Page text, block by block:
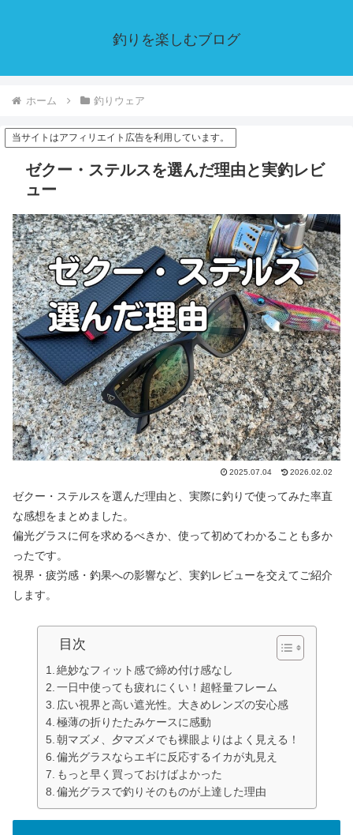
釣りを楽しむブログ
ホーム 釣りウェア
当サイトはアフィリエイト広告を利用しています。
ゼクー・ステルスを選んだ理由と実釣レビ
ュー
2025.07.04 2026.02.02
ゼクー・ステルスを選んだ理由と、実際に釣りで使ってみた率直
な感想をまとめました。
偏光グラスに何を求めるべきか、使って初めてわかることも多か
ったです。
視界・疲労感・釣果への影響など、実釣レビューを交えてご紹介
します。
目次
絶妙なフィット感で締め付け感なし
一日中使っても疲れにくい！超軽量フレーム
広い視界と高い遮光性。大きめレンズの安心感
極薄の折りたたみケースに感動
朝マズメ、夕マズメでも裸眼よりはよく見える！
偏光グラスならエギに反応するイカが丸見え
もっと早く買っておけばよかった
偏光グラスで釣りそのものが上達した理由